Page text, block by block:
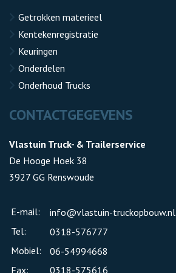
Getrokken materieel
Kentekenregistratie
Keuringen
Onderdelen
Onderhoud Trucks
CONTACTGEGEVENS
Vlastuin Truck- & Trailerservice
De Hooge Hoek 38
3927 GG Renswoude
E-mail:
info@vlastuin-truckopbouw.nl
Tel:
0318-576777
Mobiel:
06-54994668
Fax:
0318-575616